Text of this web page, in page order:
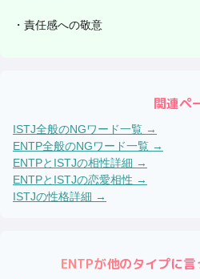
・ 責任感への敬意
関連ペ
ISTJ全般のNGワード一覧 →
ENTP全般のNGワード一覧 →
ENTPと ISTJの相性詳細 →
ENTPと ISTJの恋愛相性 →
ISTJの性格詳細 →
ENTPが他のタイプに